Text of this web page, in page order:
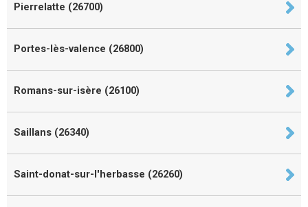
Pierrelatte (26700)
Portes-lès-valence (26800)
Romans-sur-isère (26100)
Saillans (26340)
Saint-donat-sur-l'herbasse (26260)